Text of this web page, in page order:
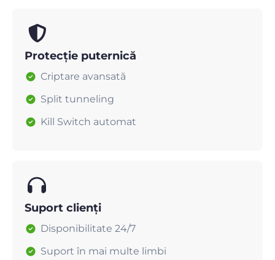
Protecție puternică
Criptare avansată
Split tunneling
Kill Switch automat
Suport clienți
Disponibilitate 24/7
Suport în mai multe limbi